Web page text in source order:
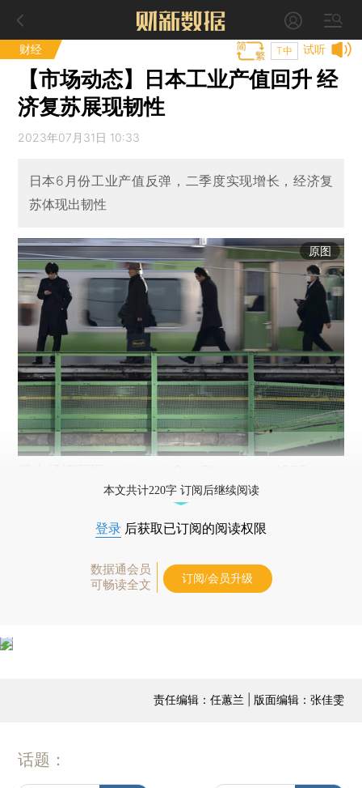
财经 试听
T中
【市场动态】日本工业产值回升 经
济复苏展现韧性
2023年07月31日 10:33
日本6月份工业产值反弹，二季度实现增长，经济复
苏体现出韧性
原图
本文共计220字 订阅后继续阅读
登录 后获取已订阅的阅读权限
数据通会员
可畅读全文
订阅/会员升级
责任编辑：任蕙兰 | 版面编辑：张佳雯
话题：